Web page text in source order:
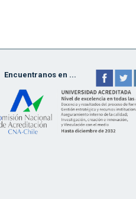
Encuentranos en ...